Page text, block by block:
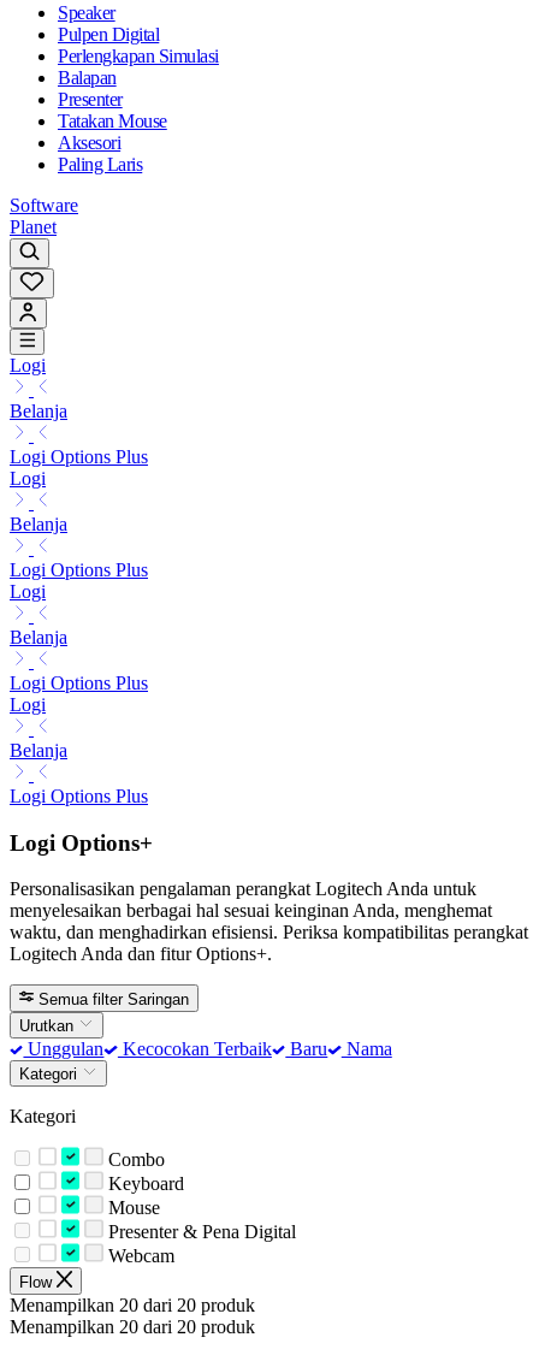
Speaker
Pulpen Digital
Perlengkapan Simulasi
Balapan
Presenter
Tatakan Mouse
Aksesori
Paling Laris
Software
Planet
Logi
Belanja
Logi Options Plus
Logi
Belanja
Logi Options Plus
Logi
Belanja
Logi Options Plus
Logi
Belanja
Logi Options Plus
Logi Options+
Personalisasikan pengalaman perangkat Logitech Anda untuk
menyelesaikan berbagai hal sesuai keinginan Anda, menghemat
waktu, dan menghadirkan efisiensi. Periksa kompatibilitas perangkat
Logitech Anda dan fitur Options+.
Semua filter Saringan
Urutkan
Unggulan Kecocokan Terbaik Baru Nama
Kategori
Kategori
Combo
Keyboard
Mouse
Presenter & Pena Digital
Webcam
Flow
Menampilkan 20 dari 20 produk
Menampilkan 20 dari 20 produk